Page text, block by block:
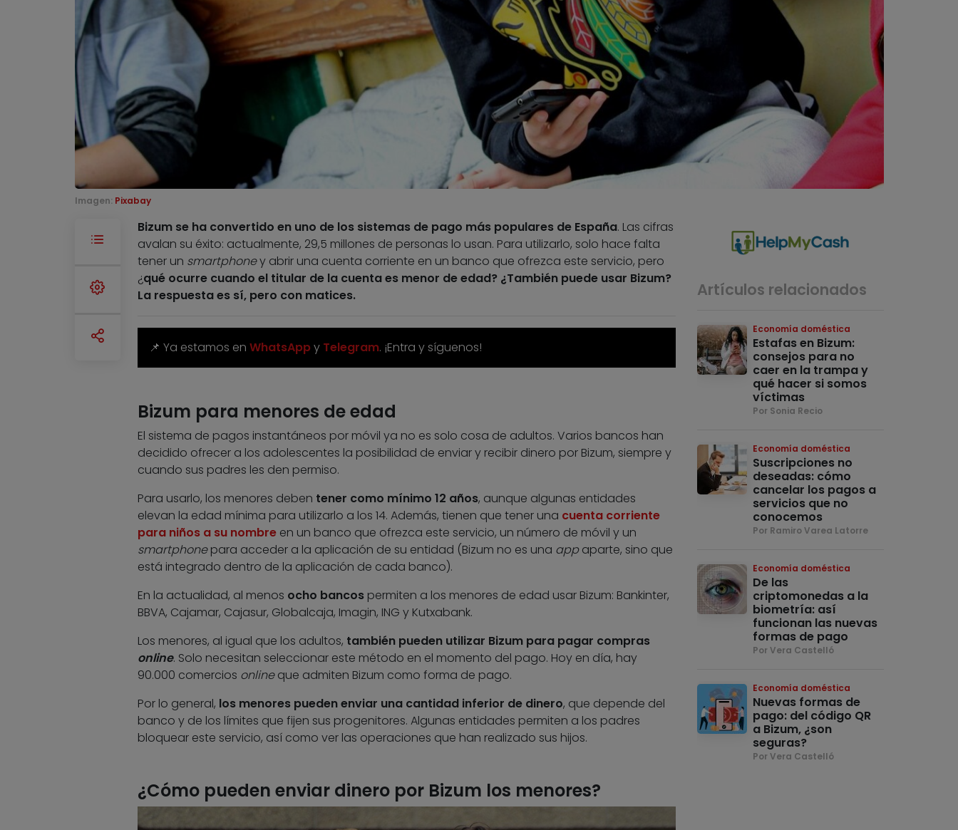
Imagen: Pixabay
Bizum se ha convertido en uno de los sistemas de pago más populares de España. Las cifras
avalan su éxito: actualmente, 29,5 millones de personas lo usan. Para utilizarlo, solo hace falta
tener un smartphoney abrir una cuenta corriente en un banco que ofrezca este servicio, pero
¿qué ocurre cuando el titular de la cuenta es menor de edad? ¿También puede usar Bizum?
La respuesta es sí, pero con matices.
📌 Ya estamos en WhatsAppy Telegram. ¡Entra y síguenos!
Bizum para menores de edad
El sistema de pagos instantáneos por móvil ya no es solo cosa de adultos. Varios bancos han
decidido ofrecer a los adolescentes la posibilidad de enviar y recibir dinero por Bizum, siempre y
cuando sus padres les den permiso.
Para usarlo, los menores deben tener como mínimo 12 años, aunque algunas entidades
elevan la edad mínima para utilizarlo a los 14. Además, tienen que tener una cuenta corriente
para niños a su nombreen un banco que ofrezca este servicio, un número de móvil y un
smartphonepara acceder a la aplicación de su entidad (Bizum no es una appaparte, sino que
está integrado dentro de la aplicación de cada banco).
En la actualidad, al menos ocho bancospermiten a los menores de edad usar Bizum: Bankinter,
BBVA, Cajamar, Cajasur, Globalcaja, Imagin, ING y Kutxabank.
Los menores, al igual que los adultos, también pueden utilizar Bizum para pagar compras
online. Solo necesitan seleccionar este método en el momento del pago. Hoy en día, hay
90.000 comercios onlineque admiten Bizum como forma de pago.
Por lo general, los menores pueden enviar una cantidad inferior de dinero, que depende del
banco y de los límites que fijen sus progenitores. Algunas entidades permiten a los padres
bloquear este servicio, así como ver las operaciones que han realizado sus hijos.
¿Cómo pueden enviar dinero por Bizum los menores?
Artículos relacionados
Economía doméstica
Estafas en Bizum:
consejos para no
caer en la trampa y
qué hacer si somos
víctimas
Por Sonia Recio
Economía doméstica
Suscripciones no
deseadas: cómo
cancelar los pagos a
servicios que no
conocemos
Por Ramiro Varea Latorre
Economía doméstica
De las
criptomonedas a la
biometría: así
funcionan las nuevas
formas de pago
Por Vera Castelló
Economía doméstica
Nuevas formas de
pago: del código QR
a Bizum, ¿son
seguras?
Por Vera Castelló